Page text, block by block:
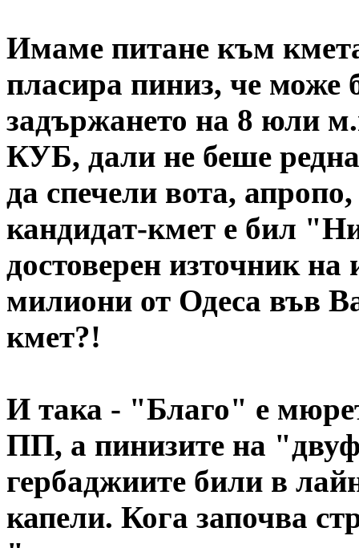
Имаме питане към
пласира пиниз, че може
задържането на 8 юли
КУБ, дали не беше
да спечели вота,
кандидат-кмет е бил
достоверен източник на
милиони от Одеса във
кмет?!
И така - "Благо" е
ПП, а пинизите на
гербаджиите били в
капели. Кога започва